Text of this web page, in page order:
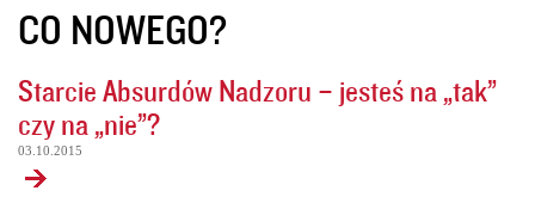
CO NOWEGO?
Starcie Absurdów Nadzoru – jesteś na „tak”
czy na „nie”?
03.10.2015